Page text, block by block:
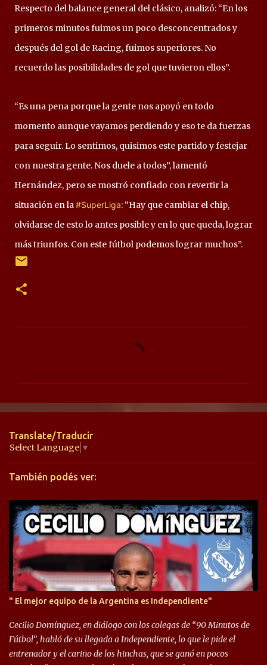
Respecto del balance general del clásico, analizó: “En los
primeros minutos fuimos un poco desconcentrados y
después del gol de Racing, fuimos superiores. No
recuerdo las posibilidades de gol que tuvieron ellos”.
“Es una pena porque la gente nos apoyó en todo
momento aunque vayamos perdiendo y eso te da fuerzas
para seguir. Lo sentimos, quisimos este partido y festejar
con nuestra gente. Nos duele a todos”, lamentó
Hernández, pero se mostró confiado con revertir la
situación en la#SuperLiga: “Hay que cambiar el chip,
olvidarse de esto lo antes posible y en lo que queda, lograr
más triunfos. Con este fútbol podemos lograr muchos”.
n
a
r
i
s
Translate/Traducir
Select Language ▼
También podés ver:
" El mejor equipo de la Argentina es Independiente"
Cecilio Domínguez, en diálogo con los colegas de “90 Minutos de
Fútbol”, habló de su llegada a Independiente, lo que le pide el
entrenador y el cariño de los hinchas, que se ganó en pocos